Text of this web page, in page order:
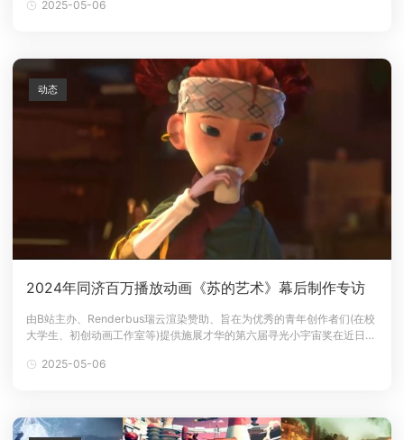
水饺多少一碗0赵宇霆G线动画特效师第三届瑞云3D渲染动画创作大赛亚
2025-05-06
2024年同济百万播放动画《苏的艺术》幕后制作专访
由B站主办、Renderbus瑞云渲染赞助、旨在为优秀的青年创作者们(在校
大学生、初创动画工作室等)提供施展才华的第六届寻光小宇宙奖在近日正
部佳作成功跻身决赛舞台，每一支作品视角都别具一格、创意非凡！哔哩
2025-05-06
动态